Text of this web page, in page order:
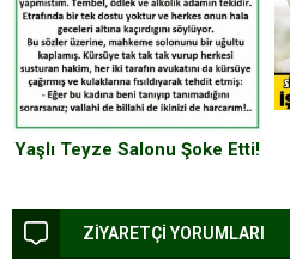
Yaşlı Teyze Salonu Şoke Etti!
ZİYARETÇİ YORUMLARI